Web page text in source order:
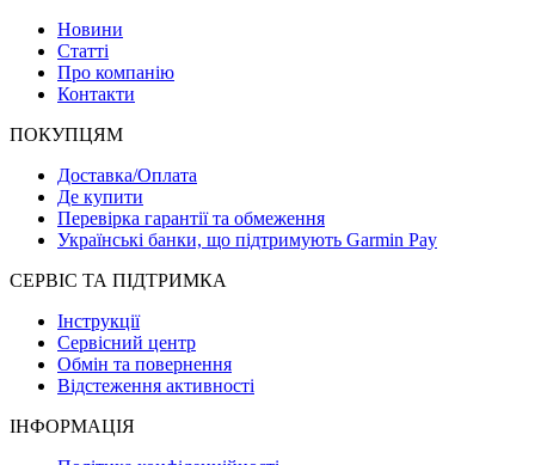
Новини
Статті
Про компанію
Контакти
ПОКУПЦЯМ
Доставка/Оплата
Де купити
Перевірка гарантії та обмеження
Українські банки, що підтримують Garmin Pay
СЕРВІС ТА ПІДТРИМКА
Інструкції
Сервісний центр
Обмін та повернення
Відстеження активності
ІНФОРМАЦІЯ